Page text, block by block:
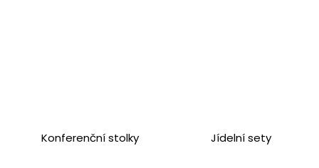
Konferenční stolky Jídelní sety